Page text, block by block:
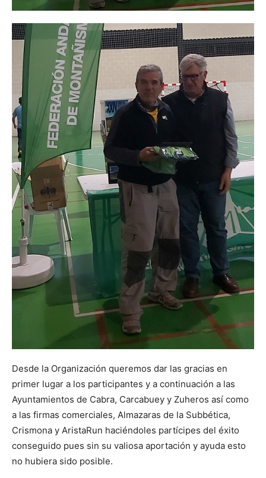
Desde la Organización queremos dar las gracias en
primer lugar a los participantes y a continuación a las
Ayuntamientos de Cabra, Carcabuey y Zuheros así como
a las firmas comerciales, Almazaras de la Subbética,
Crismona y AristaRun haciéndoles partícipes del éxito
conseguido pues sin su valiosa aportación y ayuda esto
no hubiera sido posible.